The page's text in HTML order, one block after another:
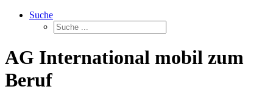
Suche
AG International mobil zum
Beruf